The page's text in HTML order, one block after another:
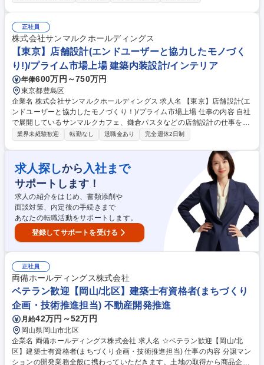
請に必要な法規・ボリュームチェック■申請図書作成、確認申請の代理申
請業務■外部協力事務所との省エネ・外皮計算、性能評価申請に係る連携
業務。将来のビジョンとして社内設計も手掛けていく予定です。社内ルー
ルや進め方は一から丁寧にしっかりフォローしますのでご安心ください。
【業務内容の変更範囲】当社の指定する業務 募集職種 横浜市【木造の意
匠設計職】新規部門立ち上げ／年間休日１３０日／高年収提示
正社員
株式会社サンマルクホールディングス
【東京】店舗設計(エンドユーザーと協力したモノづく
り!)/プライム市場上場 建築内装設計/インテリア
年俸600万円～750万円
東京都豊島区
企業名 株式会社サンマルクホールディングス 求人名 【東京】店舗設計(エ
ンドユーザーと協力したモノづくり！)/プライム市場上場 仕事の内容 自社
で展開しているサンマルクカフェ、鎌倉パスタなどの店舗設計の仕事をお
任せします。最初は、CADでの設計、見積もり等既存物件の進捗に携わっ
的な仕事内容】 ◆CADを使用しての設計◆外部の設計事務所様、デザイ
ナー様との打ち合わせ◆社内、店舗開発部などとの打ち合わせ 【採用背
景】今後、出店数を増やしていく企業戦略の中で、組織体制を盤石なもの
としておきたいと考え増員募集をさせていただきます。 【変更の範囲】当
社が定める業務全般 募集職種 【東京】店舗設計(エンドユーザーと協力し
たモノづくり！)/プライム市場上場
業界未経験歓迎 転勤なし 退職金あり 完全週休2日制
求人探しから 入社まで
サポートします！
求人の紹介をはじめ、書類添削や
面談対策、内定後の手続きまで
あなたの転職活動をサポートします。
登録してサポートを受ける
正社員
両備ホールディングス株式会社
ベテラン歓迎【岡山/北区】建築士有資格者(まちづくり
企画・技術推進担当) 不動産開発推進
月給42万円～52万円
岡山県岡山市北区
企業名 両備ホールディングス株式会社 求人名 ☆ベテラン歓迎【岡山/北
区】建築士有資格者(まちづくり企画・技術推進担当) 仕事の内容 分譲マン
ションの開発業務全般に携わっていただきます。土地の取得から商品企